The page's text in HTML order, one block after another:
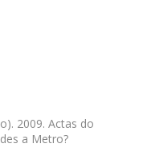
2009. Actas do
a Metro?